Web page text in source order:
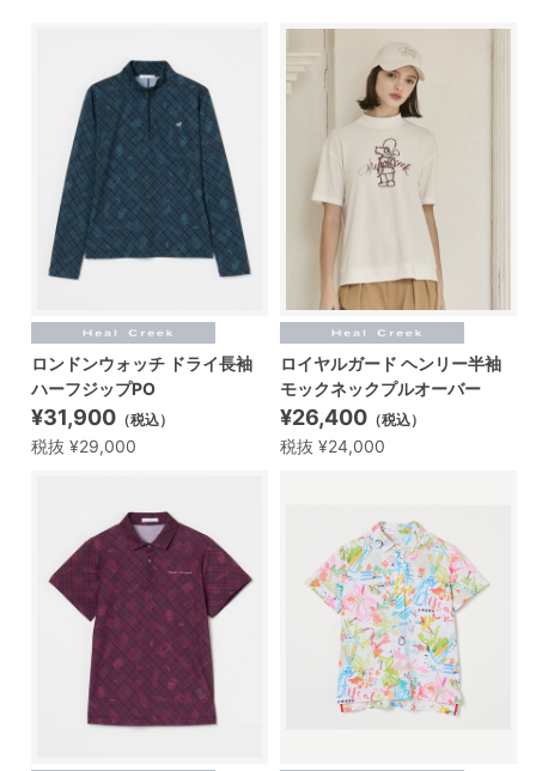
ロンドンウォッチ ドライ長袖
ハーフジップPO
¥31,900 （税込）
税抜 ¥29,000
ロイヤルガード ヘンリー半袖
モックネックプルオーバー
¥26,400 （税込）
税抜 ¥24,000